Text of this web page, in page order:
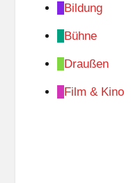
Bildung
Bühne
Draußen
Film & Kino